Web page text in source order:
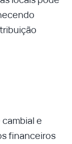
e
financeiros